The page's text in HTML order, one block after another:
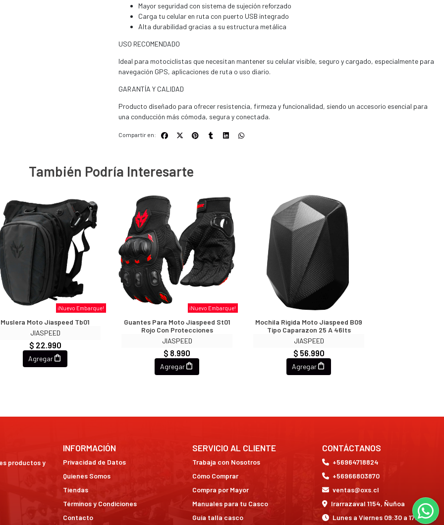
Mayor seguridad con sistema de sujeción reforzado
Carga tu celular en ruta con puerto USB integrado
Alta durabilidad gracias a su estructura metálica
USO RECOMENDADO
Ideal para motociclistas que necesitan mantener su celular visible, seguro y cargado, especialmente para
navegación GPS, aplicaciones de ruta o uso diario.
GARANTÍA Y CALIDAD
Producto diseñado para ofrecer resistencia, firmeza y funcionalidad, siendo un accesorio esencial para
una conducción más cómoda, segura y conectada.
Compartir en:
También Podría Interesarte
¡Nuevo Embarque!
Muslera Moto Jiaspeed Tb01
JIASPEED
$ 22.990
Agregar
¡Nuevo Embarque!
Guantes Para Moto Jiaspeed St01
Rojo Con Protecciones
JIASPEED
$ 8.990
Agregar
Mochila Rigida Moto Jiaspeed B09
Tipo Caparazon 25 A 46lts
JIASPEED
$ 56.990
Agregar
productos y
INFORMACIÓN
Privacidad de Datos
Quienes Somos
Tiendas
Términos y Condiciones
Contacto
SERVICIO AL CLIENTE
Trabaja con Nosotros
Cómo Comprar
Compra por Mayor
Manuales para tu Casco
Guía talla casco
CONTÁCTANOS
+56964718824
+56966803870
ventas@oxs.cl
Irarrazaval 1154, Ñuñoa
Lunes a Viernes 09:30 a 17:30 hrs